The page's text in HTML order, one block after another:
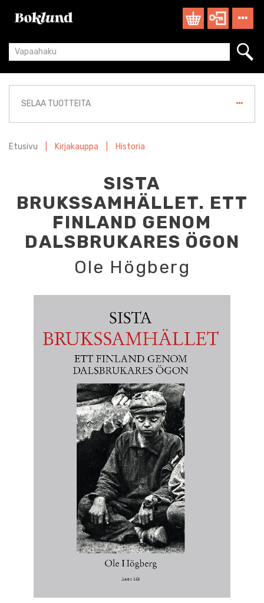
SELAA TUOTTEITA
Etusivu Kirjakauppa Historia
SISTA
BRUKSSAMHÄLLET. ETT
FINLAND GENOM
DALSBRUKARES ÖGON
Ole Högberg